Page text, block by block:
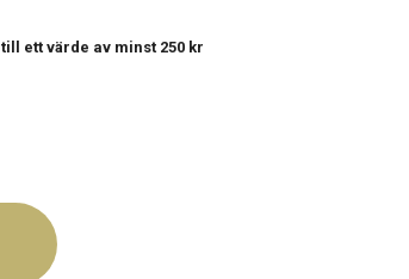
till ett värde av minst 250 kr